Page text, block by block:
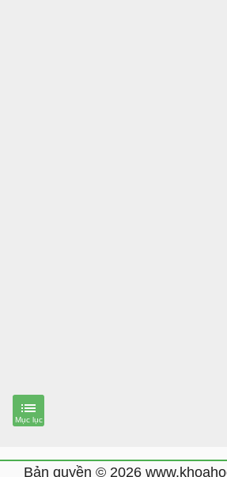
Bản quyền © 2026